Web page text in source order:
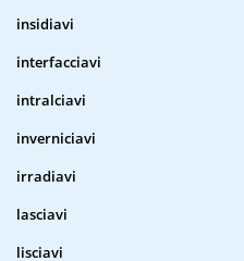
insidiavi
interfacciavi
intralciavi
inverniciavi
irradiavi
lasciavi
lisciavi